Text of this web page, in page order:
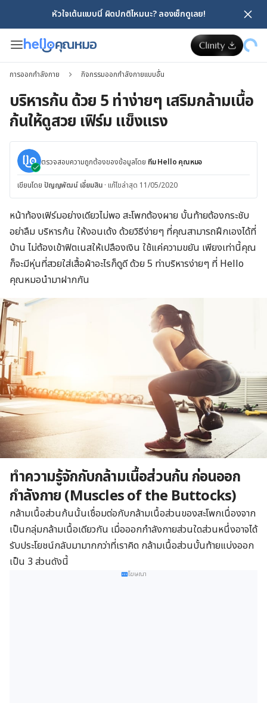
หัวใจเต้นแบบนี้ ผิดปกติไหมนะ? ลองเช็กดูเลย!
การออกกำลังกาย กิจกรรมออกกำลังกายแบบอื่น
บริหารก้น ด้วย 5 ท่าง่ายๆ เสริมกล้ามเนื้อ
ก้นให้ดูสวย เฟิร์ม แข็งแรง
ตรวจสอบความถูกต้องของข้อมูลโดย ทีม Hello คุณหมอ
เขียนโดย ปัญญพัฒน์ เอี่ยมสิน · แก้ไขล่าสุด 11/05/2020
หน้าท้องเฟิร์มอย่างเดียวไม่พอ สะโพกต้องผาย บั้นท้ายต้องกระชับ
อย่าลืม บริหารก้น ให้งอนเด้ง ด้วยวิธีง่ายๆ ที่คุณสามารถฝึกเองได้ที่
บ้าน ไม่ต้องเข้าฟิตเนสให้เปลืองเงิน ใช้แค่ความขยัน เพียงเท่านี้คุณ
ก็จะมีหุ่นที่สวยใส่เสื้อผ้าอะไรก็ดูดี ด้วย 5 ท่าบริหารง่ายๆ ที่ Hello
คุณหมอนำมาฝากกัน
ทำความรู้จักกับกล้ามเนื้อส่วนก้น ก่อนออก
กำลังกาย (Muscles of the Buttocks)
กล้ามเนื้อส่วนก้นนั้นเชื่อมต่อกับกล้ามเนื้อส่วนของสะโพกเนื่องจาก
เป็นกลุ่มกล้ามเนื้อเดียวกัน เมื่อออกกำลังกายส่วนใดส่วนหนึ่งอาจได้
รับประโยชน์กลับมามากกว่าที่เราคิด กล้ามเนื้อส่วนบั้นท้ายแบ่งออก
เป็น 3 ส่วนดังนี้
โฆษณา